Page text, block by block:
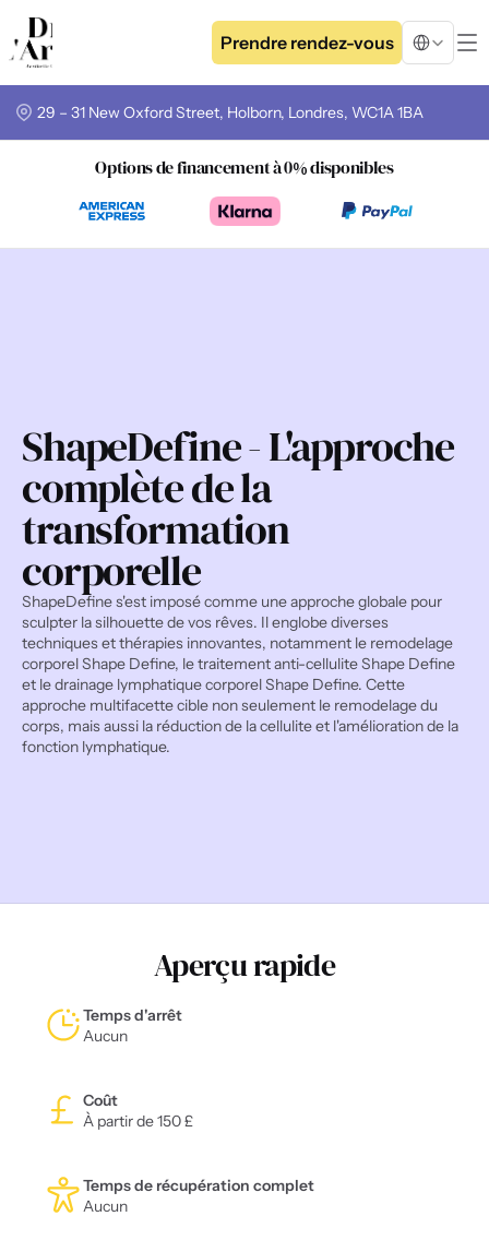
Prendre rendez-vous
Select
29 – 31 New Oxford Street, Holborn, Londres, WC1A 1BA
Options de financement à 0% disponibles
ShapeDefine - L'approche
complète de la
transformation
corporelle
ShapeDefine s'est imposé comme une approche globale pour
sculpter la silhouette de vos rêves. Il englobe diverses
techniques et thérapies innovantes, notamment le remodelage
corporel Shape Define, le traitement anti-cellulite Shape Define
et le drainage lymphatique corporel Shape Define. Cette
approche multifacette cible non seulement le remodelage du
corps, mais aussi la réduction de la cellulite et l'amélioration de la
fonction lymphatique.
Aperçu rapide
Temps d'arrêt
Aucun
Coût
À partir de 150 £
Temps de récupération complet
Aucun